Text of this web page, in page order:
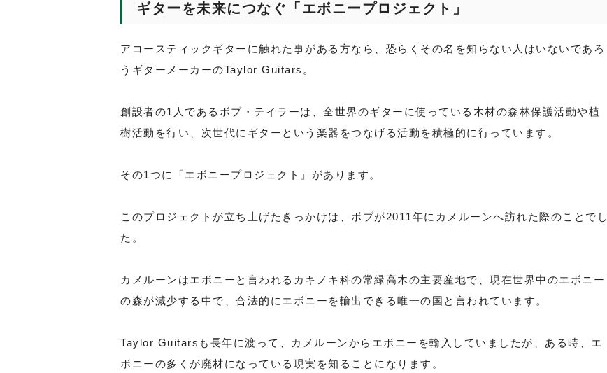
ギターを未来につなぐ「エボニープロジェクト」
アコースティックギターに触れた事がある方なら、恐らくその名を知らない人はいないであろ
うギターメーカーのTaylor Guitars。
創設者の1人であるボブ・テイラーは、全世界のギターに使っている木材の森林保護活動や植
樹活動を行い、次世代にギターという楽器をつなげる活動を積極的に行っています。
その1つに「エボニープロジェクト」があります。
このプロジェクトが立ち上げたきっかけは、ボブが2011年にカメルーンへ訪れた際のことでし
た。
カメルーンはエボニーと言われるカキノキ科の常緑高木の主要産地で、現在世界中のエボニー
の森が減少する中で、合法的にエボニーを輸出できる唯一の国と言われています。
Taylor Guitarsも長年に渡って、カメルーンからエボニーを輸入していましたが、ある時、エ
ボニーの多くが廃材になっている現実を知ることになります。